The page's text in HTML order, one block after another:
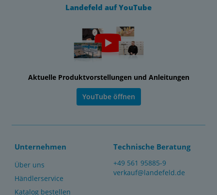
Landefeld auf YouTube
Aktuelle Produktvorstellungen und Anleitungen
YouTube öffnen
Unternehmen
Über uns
Händlerservice
Katalog bestellen
Technische Beratung
+49 561 95885-9
verkauf@landefeld.de